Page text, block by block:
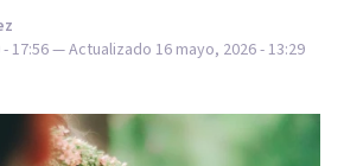
17:56— Actualizado 16 mayo, 2026 - 13:29